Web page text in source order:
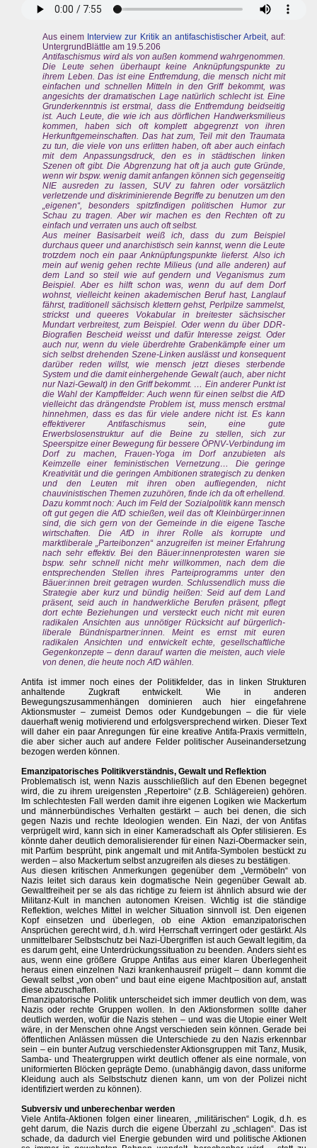
Aus einem Interview zur Kritik an antifaschistischer Arbeit, auf:
UntergrundBlättle am 19.5.206
Antifaschismus wird als von außen kommend wahrgenommen.
Die Leute sehen überhaupt keine Anknüpfungspunkte zu
ihrem Leben. Das ist eine Entfremdung, die mensch nicht mit
einfachen und schnellen Mitteln in den Griff bekommt, was
angesichts der dramatischen Lage natürlich schlecht ist. Eine
Grunderkenntnis ist erstmal, dass die Entfremdung beidseitig
ist. Auch Leute, die wie ich aus dörflichen Handwerksmilieus
kommen, haben sich oft komplett abgegrenzt von ihren
Herkunftgemeinschaften. Das hat zum, Teil mit den Traumata
zu tun, die viele von uns erlitten haben, oft aber auch einfach
mit dem Anpassungsdruck, den es in städtischen linken
Szenen oft gibt. Die Abgrenzung hat oft ja auch gute Gründe,
wenn wir bspw. wenig damit anfangen können sich gegenseitig
NIE ausreden zu lassen, SUV zu fahren oder vorsätzlich
verletzende und diskriminierende Begriffe zu benutzen um den
„eigenen“, besonders spitzfindigen politischen Humor zur
Schau zu tragen. Aber wir machen es den Rechten oft zu
einfach und verraten uns auch oft selbst.
Aus meiner Basisarbeit weiß ich, dass du zum Beispiel
durchaus queer und anarchistisch sein kannst, wenn die Leute
trotzdem noch ein paar Anknüpfungspunkte lieferst. Also ich
mein auf wenig gehen rechte Milieus (und alle anderen) auf
dem Land so steil wie auf gendern und Veganismus zum
Beispiel. Aber es hilft schon was, wenn du auf dem Dorf
wohnst, vielleicht keinen akademischen Beruf hast, Langlauf
fährst, traditionell sächsisch klettern gehst, Perlpilze sammelst,
strickst und queeres Vokabular in breitester sächsischer
Mundart verbreitest, zum Beispiel. Oder wenn du über DDR-
Biografien Bescheid weisst und dafür Interesse zeigst. Oder
auch nur, wenn du viele überdrehte Grabenkämpfe einer um
sich selbst drehenden Szene-Linken auslässt und konsequent
darüber reden willst, wie mensch jetzt dieses sterbende
System und die damit einhergehende Gewalt (auch, aber nicht
nur Nazi-Gewalt) in den Griff bekommt. … Ein anderer Punkt ist
die Wahl der Kampffelder: Auch wenn für einen selbst die AfD
vielleicht das drängendste Problem ist, muss mensch erstmal
hinnehmen, dass es das für viele andere nicht ist. Es kann
effektiverer Antifaschismus sein, eine gute
Erwerbslosenstruktur auf die Beine zu stellen, sich zur
Speerspitze einer Bewegung für bessere ÖPNV-Verbindung im
Dorf zu machen, Frauen-Yoga im Dorf anzubieten als
Keimzelle einer feministischen Vernetzung… Die geringe
Kreativität und die geringen Ambitionen strategisch zu denken
und den Leuten mit ihren oben aufliegenden, nicht
chauvinistischen Themen zuzuhören, finde ich da oft erhellend.
Dazu kommt noch: Auch im Feld der Sozialpolitik kann mensch
oft gut gegen die AfD schießen, weil das oft Kleinbürger:innen
sind, die sich gern von der Gemeinde in die eigene Tasche
wirtschaften. Die AfD in ihrer Rolle als korrupte und
marktliberale „Parteibonzen“ anzugreifen ist meiner Erfahrung
nach sehr effektiv. Bei den Bäuer:innenprotesten waren sie
bspw. sehr schnell nicht mehr willkommen, nach dem die
entsprechenden Stellen ihres Parteiprogramms unter den
Bäuer:innen breit getragen wurden. Schlussendlich muss die
Strategie aber kurz und bündig heißen: Seid auf dem Land
präsent, seid auch in handwerkliche Berufen präsent, pflegt
dort echte Beziehungen und versteckt euch nicht mit euren
radikalen Ansichten aus unnötiger Rücksicht auf bürgerlich-
liberale Bündnispartner:innen. Meint es ernst mit euren
radikalen Ansichten und entwickelt echte, gesellschaftliche
Gegenkonzepte – denn darauf warten die meisten, auch viele
von denen, die heute noch AfD wählen.
Antifa ist immer noch eines der Politikfelder, das in linken Strukturen
anhaltende Zugkraft entwickelt. Wie in anderen
Bewegungszusammenhängen dominieren auch hier eingefahrene
Aktionsmuster – zumeist Demos oder Kundgebungen – die für viele
dauerhaft wenig motivierend und erfolgsversprechend wirken. Dieser Text
will daher ein paar Anregungen für eine kreative Antifa-Praxis vermitteln,
die aber sicher auch auf andere Felder politischer Auseinandersetzung
bezogen werden können.
Emanzipatorisches Politikverständnis, Gewalt und Reflektion
Problematisch ist, wenn Nazis ausschließlich auf den Ebenen begegnet
wird, die zu ihrem ureigensten „Repertoire“ (z.B. Schlägereien) gehören.
Im schlechtesten Fall werden damit ihre eigenen Logiken wie Mackertum
und männerbündisches Verhalten gestärkt – auch bei denen, die sich
gegen Nazis und rechte Ideologien wenden. Ein Nazi, der von Antifas
verprügelt wird, kann sich in einer Kameradschaft als Opfer stilisieren. Es
könnte daher deutlich demoralisierender für einen Nazi-Obermacker sein,
mit Parfüm besprüht, pink angemalt und mit Antifa-Symbolen bestückt zu
werden – also Mackertum selbst anzugreifen als dieses zu bestätigen.
Aus diesen kritischen Anmerkungen gegenüber dem „Vermöbeln“ von
Nazis leitet sich daraus kein dogmatische Nein gegenüber Gewalt ab.
Gewaltfreiheit per se als das richtige zu feiern ist ähnlich absurd wie der
Militanz-Kult in manchen autonomen Kreisen. Wichtig ist die ständige
Reflektion, welches Mittel in welcher Situation sinnvoll ist. Den eigenen
Kopf einsetzen und überlegen, ob eine Aktion emanzipatorischen
Ansprüchen gerecht wird, d.h. wird Herrschaft verringert oder gestärkt. Als
unmittelbarer Selbstschutz bei Nazi-Übergriffen ist auch Gewalt legitim, da
es darum geht, eine Unterdrückungssituation zu beenden. Anders sieht es
aus, wenn eine größere Gruppe Antifas aus einer klaren Überlegenheit
heraus einen einzelnen Nazi krankenhausreif prügelt – dann kommt die
Gewalt selbst „von oben“ und baut eine eigene Machtposition auf, anstatt
diese abzuschaffen.
Emanzipatorische Politik unterscheidet sich immer deutlich von dem, was
Nazis oder rechte Gruppen wollen. In den Aktionsformen sollte daher
deutlich werden, wofür die Nazis stehen – und was die Utopie einer Welt
wäre, in der Menschen ohne Angst verschieden sein können. Gerade bei
öffentlichen Anlässen müssen die Unterschiede zu den Nazis erkennbar
sein – ein bunter Aufzug verschiedenster Aktionsgruppen mit Tanz, Musik,
Samba- und Theatergruppen wirkt deutlich offener als eine normale, von
uniformierten Blöcken geprägte Demo. (unabhängig davon, dass uniforme
Kleidung auch als Selbstschutz dienen kann, um von der Polizei nicht
identifiziert werden zu können).
Subversiv und unberechenbar werden
Viele Antifa-Aktionen folgen einer linearen, „militärischen“ Logik, d.h. es
geht darum, die Nazis durch die eigene Überzahl zu „schlagen“. Das ist
schade, da dadurch viel Energie gebunden wird und politische Aktionen